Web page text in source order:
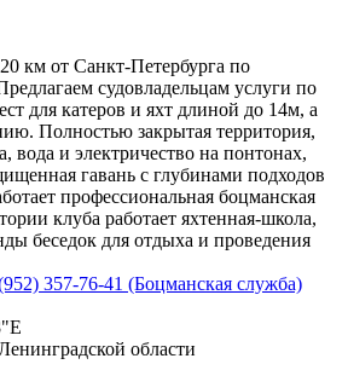
км от Санкт-Петербурга по
судовладельцам услуги по
для катеров и яхт длиной до 14м, а
Полностью закрытая территория,
вода и электричество на понтонах,
гавань с глубинами подходов
профессиональная боцманская
клуба работает яхтенная-школа,
беседок для отдыха и проведения
357-76-41 (Боцманская служба)
области